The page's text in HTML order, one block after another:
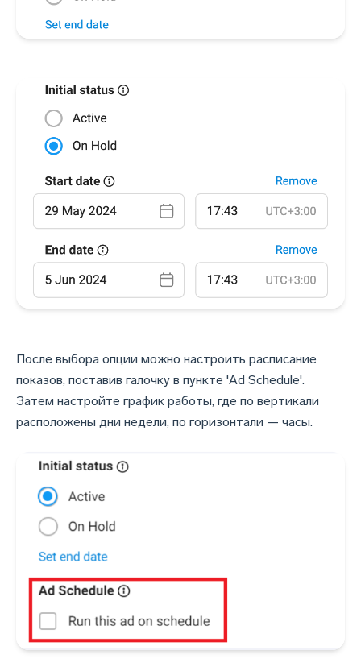
После выбора опции можно настроить расписание
показов, поставив галочку в пункте 'Ad Schedule'.
Затем настройте график работы, где по вертикали
расположены дни недели, по горизонтали — часы.